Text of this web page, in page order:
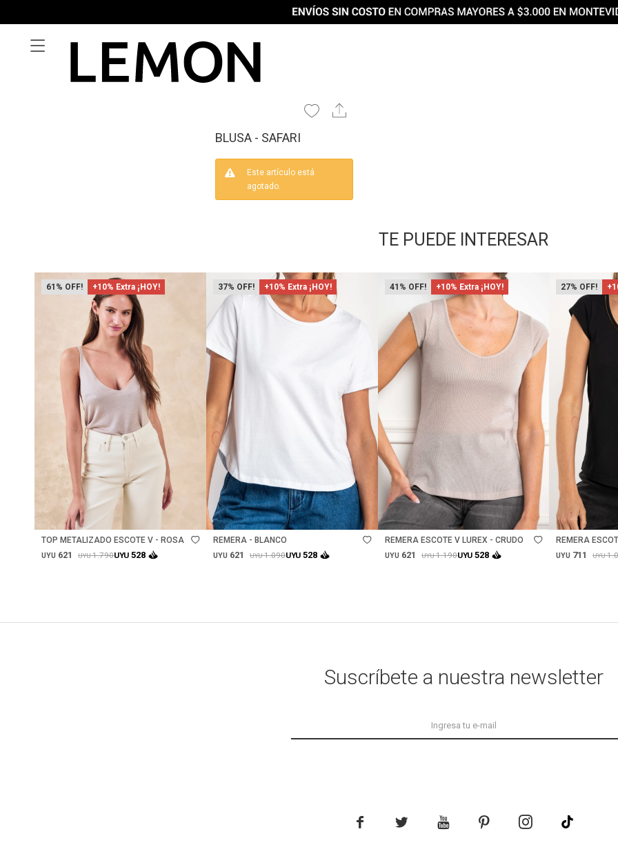

BLUSA - SAFARI
Este artículo está
agotado.
TE PUEDE INTERESAR
61 +10% Extra ¡HOY!
Talle
TOP METALIZADO ESCOTE V - ROSA
UYU 621 UYU1.790UYU 528
37 +10% Extra ¡HOY!
Talle
REMERA - BLANCO
UYU 621 UYU1.090UYU 528
41 +10% Extra ¡HOY!
REMERA ESCOTE V LUREX - CRUDO
UYU 621 UYU1.190UYU 528
27
Talle
REMERA
UYU 711 UYU
Suscríbete a nuestra newsletter
    